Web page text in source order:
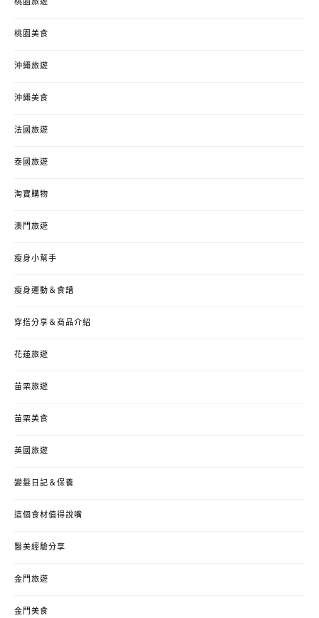
桃園旅遊
桃園美食
沖繩旅遊
沖繩美食
法國旅遊
泰國旅遊
淘寶購物
澳門旅遊
瘦身小幫手
瘦身運動＆食譜
穿搭分享＆商品介紹
花蓮旅遊
苗栗旅遊
苗栗美食
英國旅遊
變髮日記＆保養
這個食材值得說嘴
醫美經驗分享
金門旅遊
金門美食